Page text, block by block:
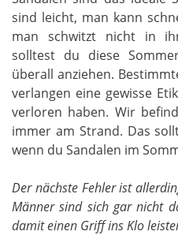
sind leicht, man kann
man schwitzt nicht in
solltest du diese
überall anziehen.
verlangen eine gewisse
verloren haben. Wir
immer am Strand. Das
wenn du Sandalen im
Der nächste Fehler ist
Männer sind sich gar nicht
damit einen Griff ins Klo